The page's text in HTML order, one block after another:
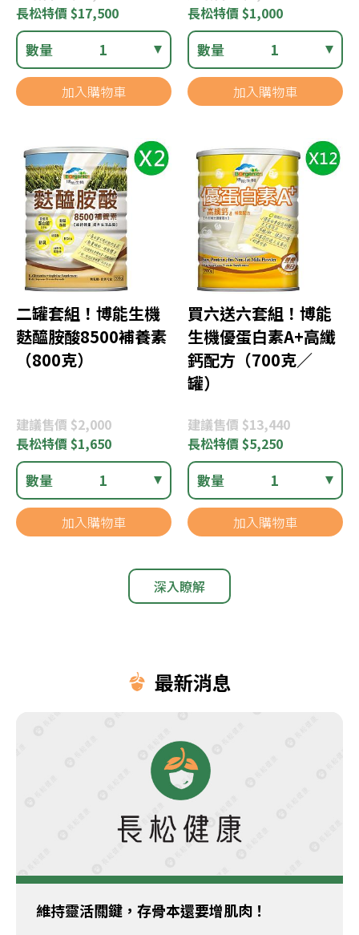
長松特價 $17,500
數量 1
加入購物車
長松特價 $1,000
數量 1
加入購物車
二罐套組！博能生機
麩醯胺酸8500補養素
（800克）
建議售價 $2,000
長松特價 $1,650
數量 1
加入購物車
買六送六套組！博能
生機優蛋白素A+高纖
鈣配方（700克／
罐）
建議售價 $13,440
長松特價 $5,250
數量 1
加入購物車
深入瞭解
最新消息
維持靈活關鍵，存骨本還要增肌肉！